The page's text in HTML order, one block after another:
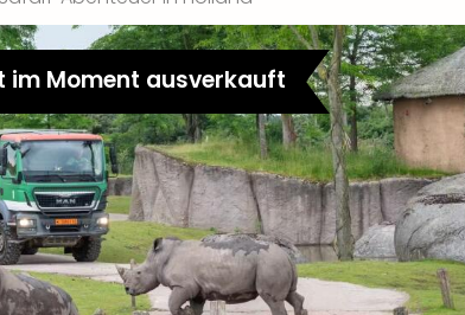
im Moment ausverkauft